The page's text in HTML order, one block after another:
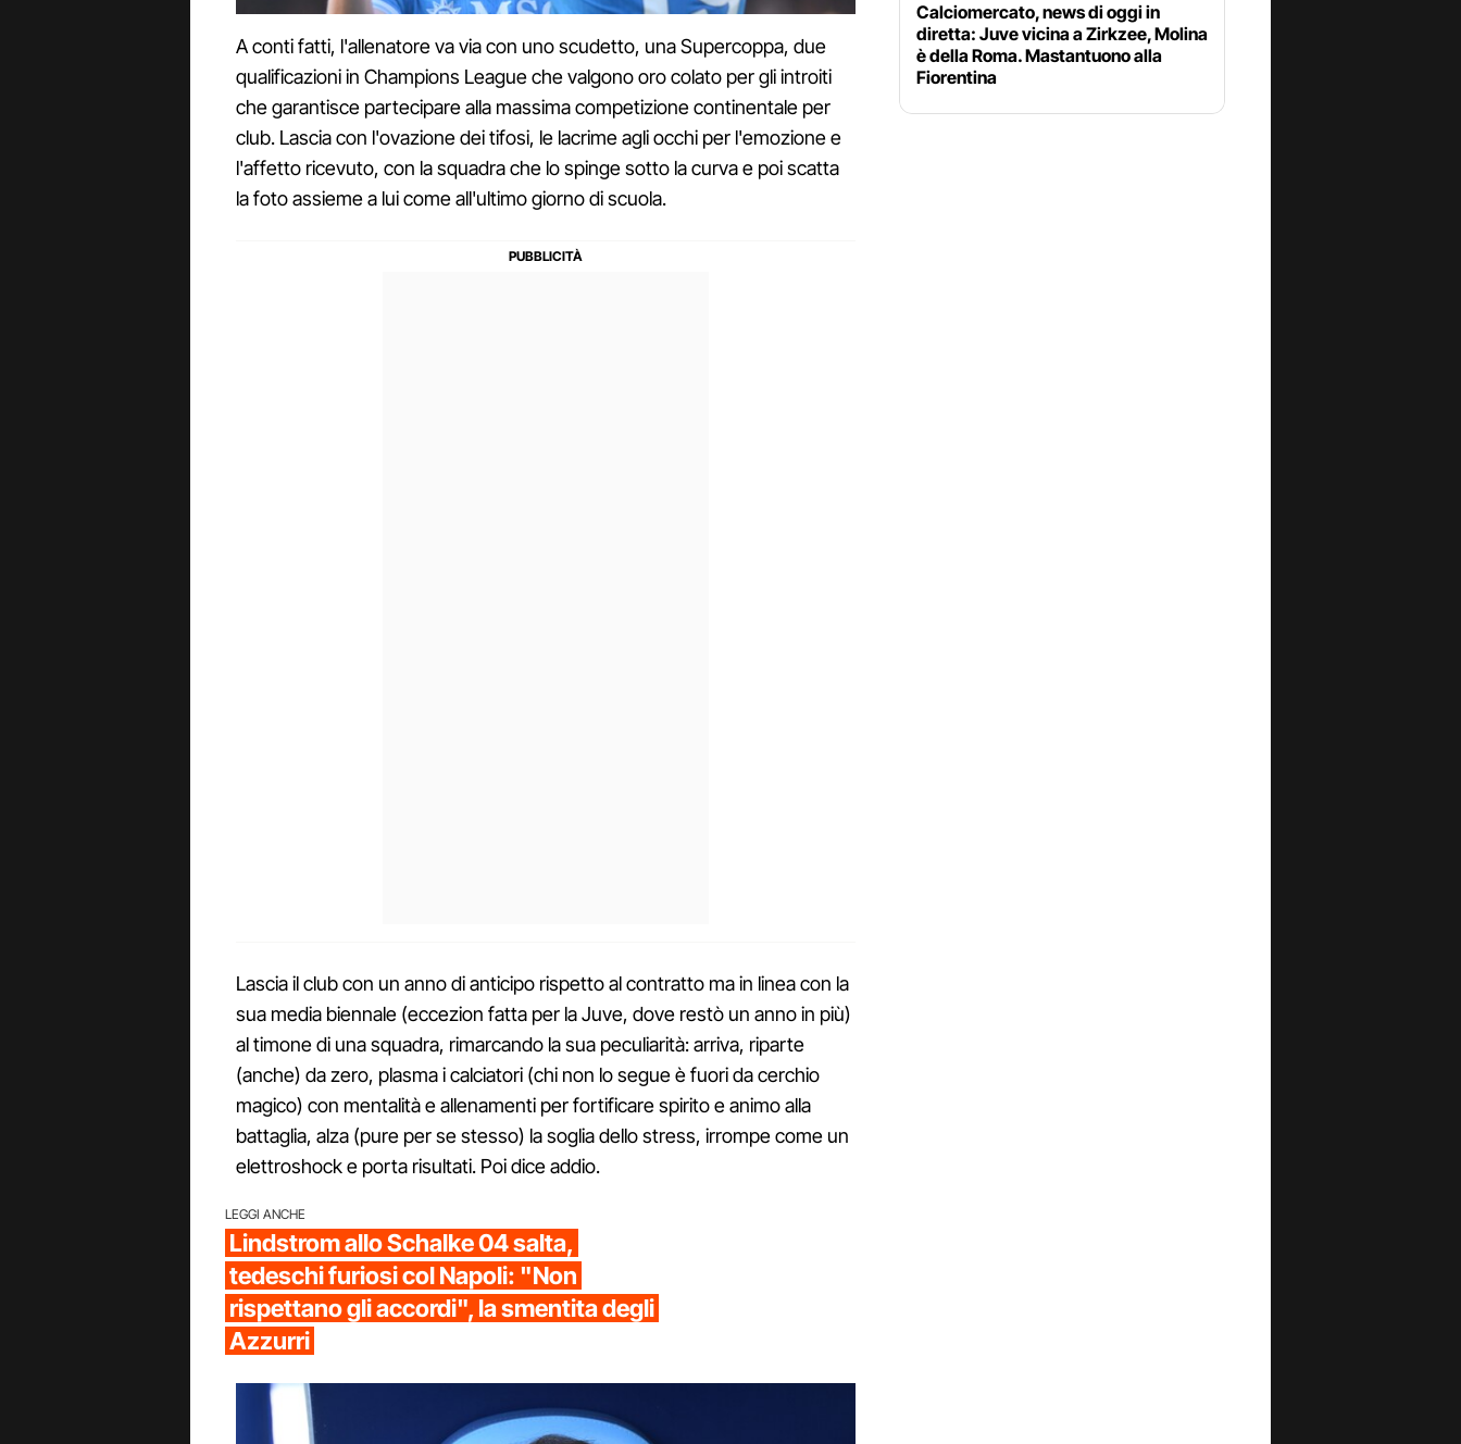
A conti fatti, l'allenatore va via con uno scudetto, una Supercoppa, due
qualificazioni in Champions League che valgono oro colato per gli introiti
che garantisce partecipare alla massima competizione continentale per
club. Lascia con l'ovazione dei tifosi, le lacrime agli occhi per l'emozione e
l'affetto ricevuto, con la squadra che lo spinge sotto la curva e poi scatta
la foto assieme a lui come all'ultimo giorno di scuola.
Lascia il club con un anno di anticipo rispetto al contratto ma in linea con la
sua media biennale (eccezion fatta per la Juve, dove restò un anno in più)
al timone di una squadra, rimarcando la sua peculiarità: arriva, riparte
(anche) da zero, plasma i calciatori (chi non lo segue è fuori da cerchio
magico) con mentalità e allenamenti per fortificare spirito e animo alla
battaglia, alza (pure per se stesso) la soglia dello stress, irrompe come un
elettroshock e porta risultati. Poi dice addio.
LEGGI ANCHE
Lindstrom allo Schalke 04 salta,
tedeschi furiosi col Napoli: "Non
rispettano gli accordi", la smentita degli
Azzurri
Calciomercato, news di oggi in
diretta: Juve vicina a Zirkzee, Molina
è della Roma. Mastantuono alla
Fiorentina